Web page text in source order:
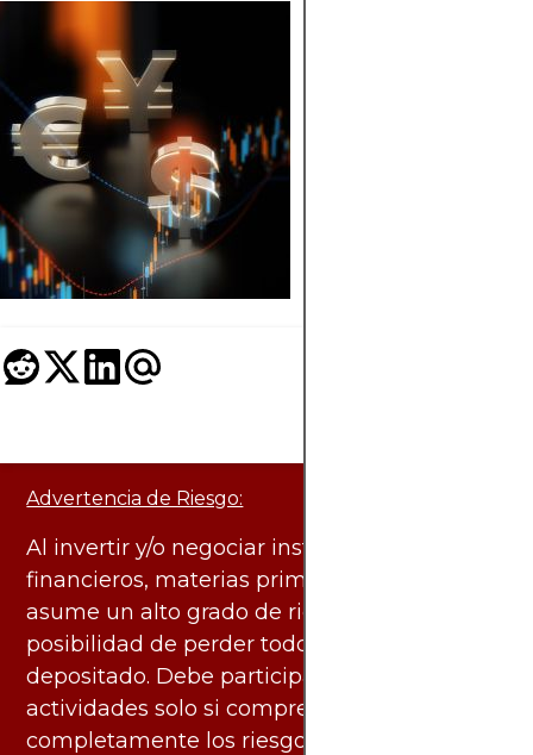
Advertencia de Riesgo:
Al invertir y/o negociar instrumentos
financieros, materias primas y otros activos,
asume un alto grado de riesgo. Existe la
posibilidad de perder todo el capital
depositado. Debe participar en estas
actividades solo si comprende
completamente los riesgos asociados.